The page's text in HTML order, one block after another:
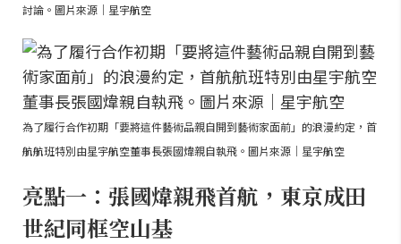
討論。圖片來源｜星宇航空
為了履行合作初期「要將這件藝術品親自開到藝術家面前」的浪漫約定，首
航航班特別由星宇航空董事長張國煒親自執飛。圖片來源｜星宇航空
亮點一：張國煒親飛首航，東京成田
世紀同框空山基